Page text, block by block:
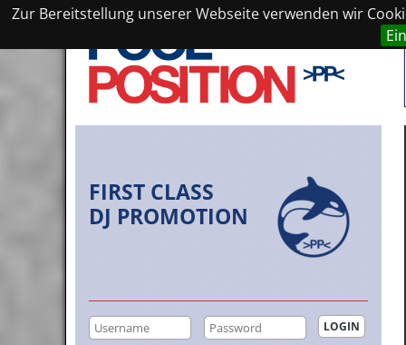
Zur Bereitstellung unserer Webseite verwenden wir
FIRST CLASS
DJ PROMOTION